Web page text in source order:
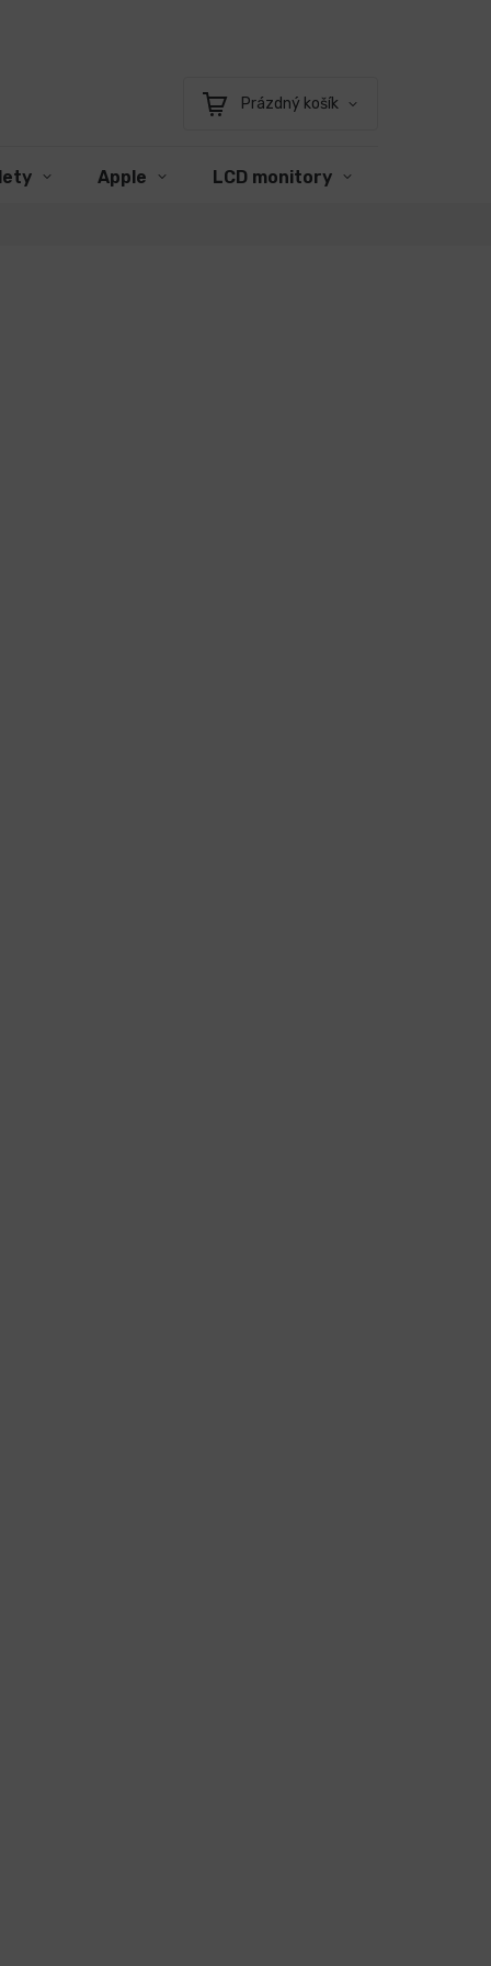
Nákupní
Prázdný košík
Apple LCD monitory